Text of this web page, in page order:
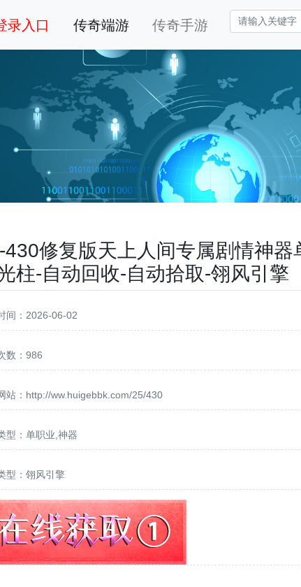
录入口 传奇端游 传奇手游
430修复版天上人间专属剧情神器
柱-自动回收-自动拾取-翎风引擎
间：2026-06-02
数：986
站： http://ww.huigebbk.com/25/430
型：单职业,神器
型：翎风引擎